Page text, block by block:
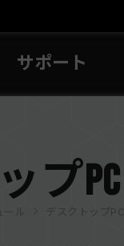
サポート
プPC
ル デスクトップPC